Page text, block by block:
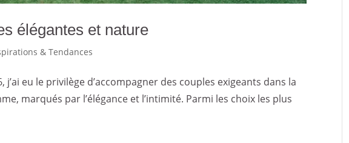
élégantes et nature
& Tendances
j’ai eu le privilège d’accompagner des couples exigeants dans la
marqués par l’élégance et l’intimité. Parmi les choix les plus